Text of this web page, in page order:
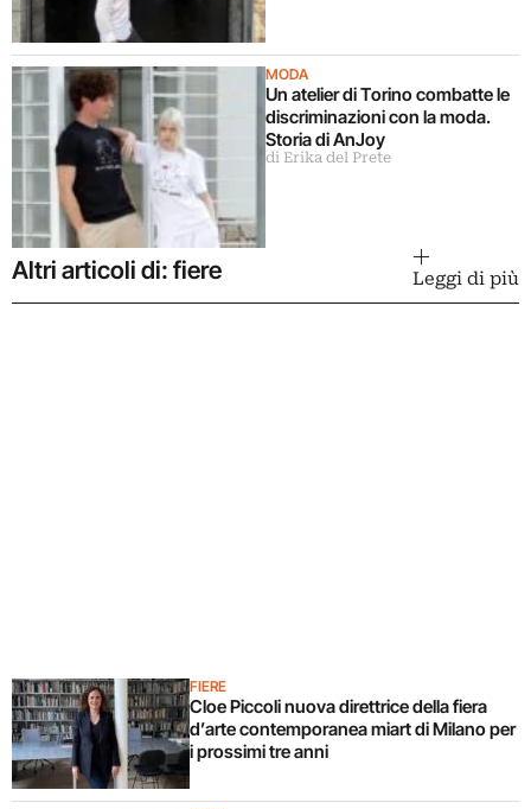
MODA
Un atelier di Torino combatte le
discriminazioni con la moda.
Storia di AnJoy
di Erika del Prete
Altri articoli di: fiere Leggi di più
FIERE
Cloe Piccoli nuova direttrice della fiera
d’arte contemporanea miart di Milano per
i prossimi tre anni